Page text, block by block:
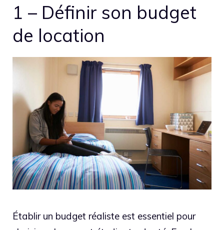
1 – Définir son budget
de location
Établir un budget réaliste est essentiel pour